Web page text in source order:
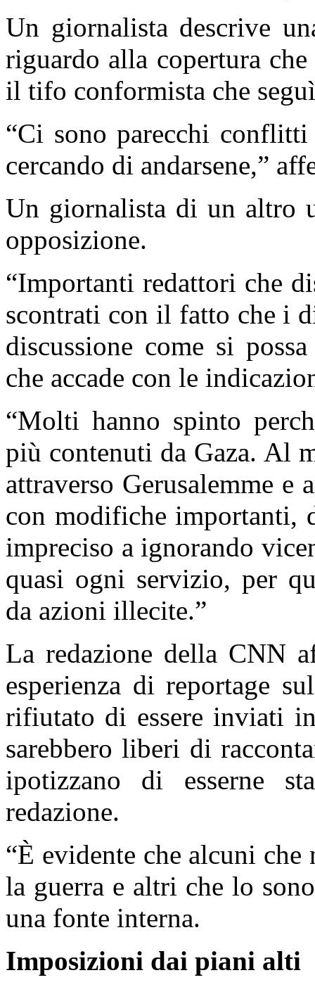
Un giornalista descrive
riguardo alla copertura
il tifo conformista che
“Ci sono parecchi
cercando di andarsene,”
Un giornalista di un altro
opposizione.
“Importanti redattori che
scontrati con il fatto che i
discussione come si
che accade con le
“Molti hanno spinto
più contenuti da Gaza. Al
attraverso Gerusalemme
con modifiche importanti,
impreciso a ignorando
quasi ogni servizio, per
da azioni illecite.”
La redazione della CNN
esperienza di reportage
rifiutato di essere inviati
sarebbero liberi di
ipotizzano di esserne
redazione.
“È evidente che alcuni che
la guerra e altri che lo
una fonte interna.
Imposizioni dai piani alti